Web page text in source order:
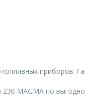
приборов.
MAGMA по